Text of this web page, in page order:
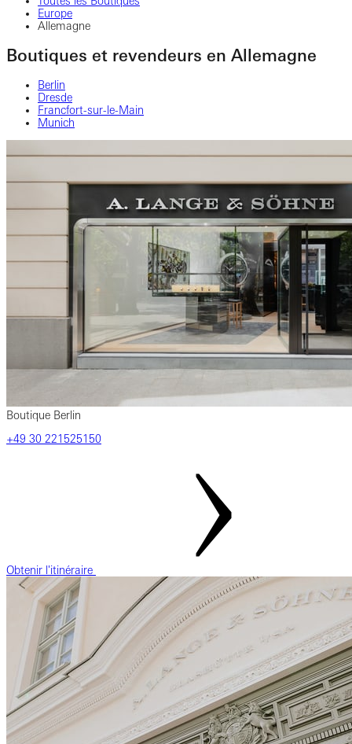
Europe
Allemagne
Boutiques et revendeurs en Allemagne
Berlin
Dresde
Francfort-sur-le-Main
Munich
Boutique Berlin
‎+49 ‎30 ‎221525150
Obtenir l'itinéraire